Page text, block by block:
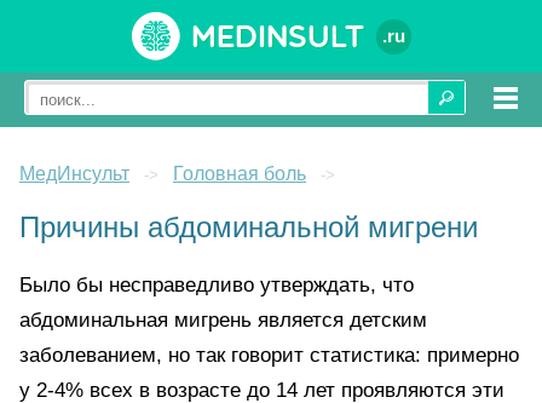
Medinsult .ru
МедИнсульт -> Головная боль ->
Причины абдоминальной мигрени
Было бы несправедливо утверждать, что
абдоминальная мигрень является детским
заболеванием, но так говорит статистика: примерно
у 2-4% всех в возрасте до 14 лет проявляются эти